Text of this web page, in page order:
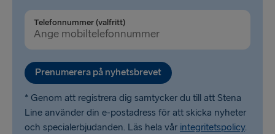
Liverpool → Belfast
Harwich → Hoek van Holland
Dublin → Holyhead
Liepāja → Travemünde
Telefonnummer (valfritt)
Prenumerera på nyhetsbrevet
* Genom att registrera dig samtycker du till att Stena
Line använder din e-postadress för att skicka nyheter
och specialerbjudanden. Läs hela vår integritetspolicy.